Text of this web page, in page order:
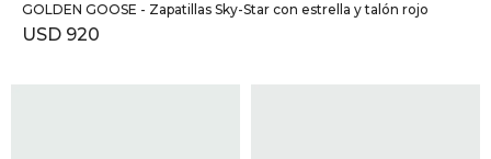
GOLDEN GOOSE - Zapatillas Sky-Star con estrella y talón rojo
USD 920